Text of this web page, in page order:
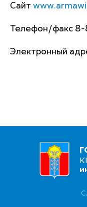
Сайт
Телефон/факс
Электронный